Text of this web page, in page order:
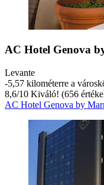
AC Hotel Genova
Levante
‐5,57 kilométerre a
8,6/10 Kiváló! (656
AC Hotel Genova by